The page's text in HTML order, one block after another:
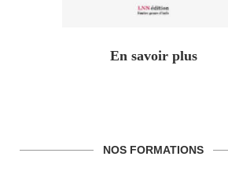
En savoir plus
NOS FORMATIONS